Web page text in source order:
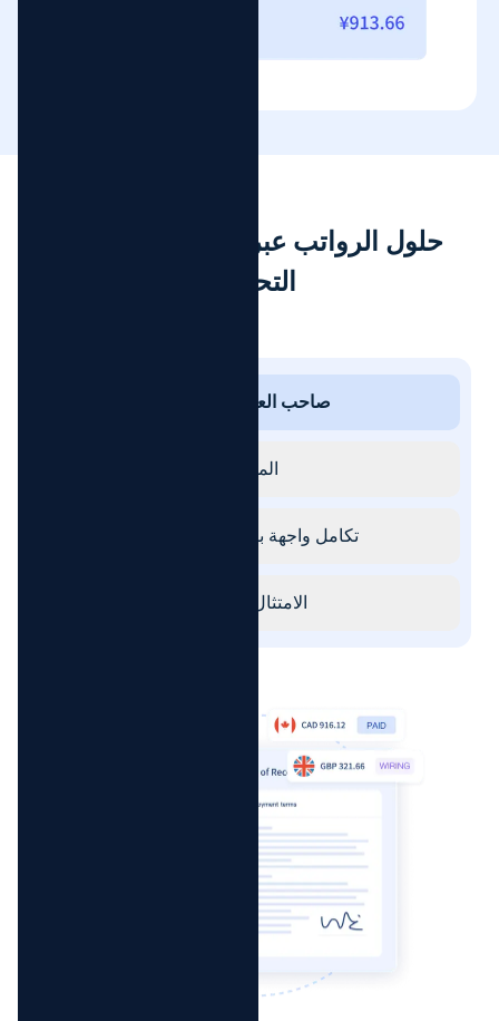
حلول الرواتب عبر الحدود للصناعات
التحويلية
صاحب العمل المسجل
المتعاقد
تكامل واجهة برمجة التطبيقات
الامتثال القانوني